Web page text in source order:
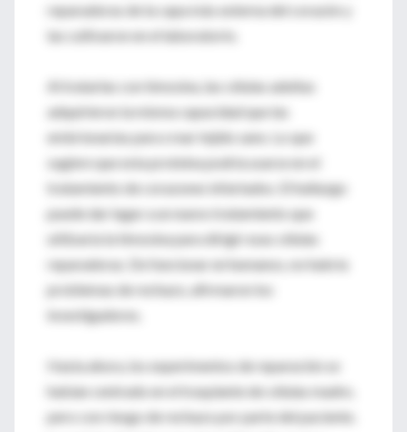
reparadoras de la capa más externa del corazón y
las cultivaron en el laboratorio.
Al tratarlas con timosina, las células adultas
adquirieron la misma capacidad que las
embrionarias para crear tejido sano. Lo que
sugiere que esta proteína podría usarse en el
tratamiento de corazones infartados. El hallazgo
puede dar lugar a un nuevo tratamiento que
utilizaría la timosina para dirigir esas células
reparadoras. De funcionar en humanos, no habría
problemas de rechazo, afirmaron los
investigadores.
Hasta ahora, los experimentos de reparación se
habían centrado en el trasplante de células madre,
pero con riesgo de rechazo por parte del paciente.